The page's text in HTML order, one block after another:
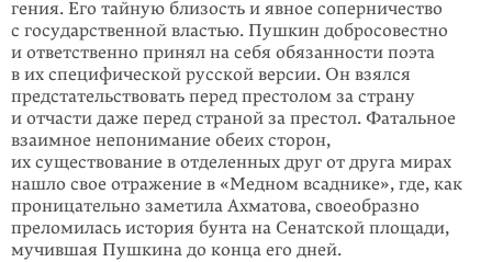
гения. Его тайную бли­зость и явное соперничество
с государственной властью. Пушкин добросове­стно
и ответ­ственно принял на себя обязанности поэта
в их специфической русской версии. Он взялся
предстательствовать перед престолом за страну
и отчасти даже перед страной за престол. Фатальное
взаимное непонимание обеих сторон,
их существование в отделенных друг от друга мирах
нашло свое отражение в «Медном всаднике», где, как
проницательно заметила Ахматова, своеобразно
преломилась история бунта на Сенатской площади,
мучившая Пушкина до конца его дней.